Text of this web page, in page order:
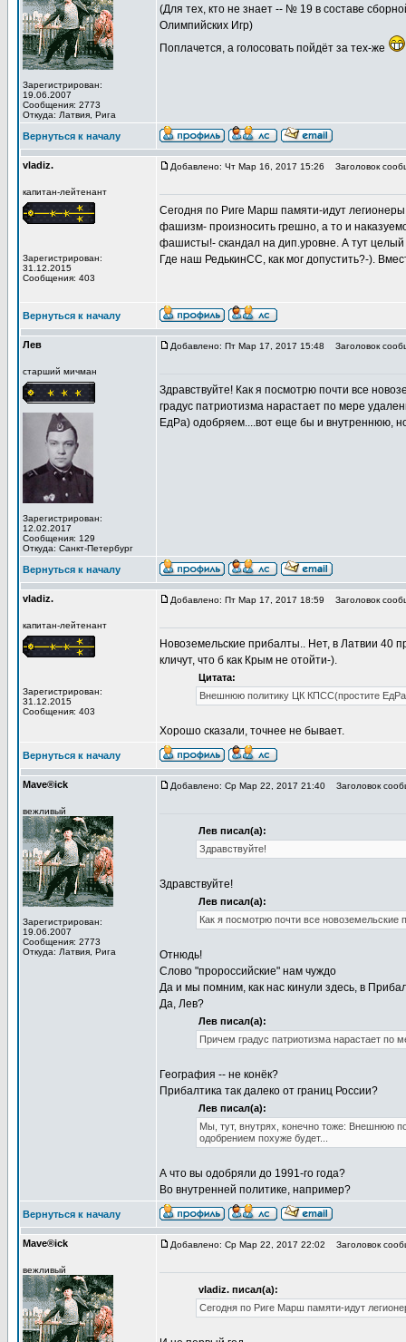
Зарегистрирован:
19.06.2007
Сообщения: 2773
Откуда: Латвия, Рига
(Для тех, кто не знает -- № 19 в составе
Олимпийских Игр)
Поплачется, а голосовать пойдёт за тех-же
Вернуться к началу
vladiz.
капитан-лейтенант
Зарегистрирован:
31.12.2015
Сообщения: 403
Добавлено: Чт Мар 16, 2017 15:26 Заголовок
Сегодня по Риге Марш памяти-идут
фашизм- произносить грешно, а то и
фашисты!- скандал на дип.уровне. А тут
Где наш РедькинСС, как мог допустить?-).
Вернуться к началу
Лев
старший мичман
Зарегистрирован:
12.02.2017
Сообщения: 129
Откуда: Санкт-Петербург
Добавлено: Пт Мар 17, 2017 15:48 Заголовок
Здравствуйте! Как я посмотрю почти все
градус патриотизма нарастает по мере
ЕдРа) одобряем....вот еще бы и внутреннюю,
Вернуться к началу
vladiz.
капитан-лейтенант
Зарегистрирован:
31.12.2015
Сообщения: 403
Добавлено: Пт Мар 17, 2017 18:59 Заголовок
Новоземельские прибалты.. Нет, в Латвии 40
кличут, что б как Крым не отойти-).
Цитата:
Внешнюю политику ЦК КПСС(простите
Хорошо сказали, точнее не бывает.
Вернуться к началу
Mave®ick
вежливый
Зарегистрирован:
19.06.2007
Сообщения: 2773
Откуда: Латвия, Рига
Добавлено: Ср Мар 22, 2017 21:40 Заголовок
Лев писал(а):
Здравствуйте!
Здравствуйте!
Лев писал(а):
Как я посмотрю почти все
Отнюдь!
Слово "пророссийские" нам чуждо
Да и мы помним, как нас кинули здесь, в
Да, Лев?
Лев писал(а):
Причем градус патриотизма нарастает по
География -- не конёк?
Прибалтика так далеко от границ России?
Лев писал(а):
Мы, тут, внутрях, конечно тоже: Внешнюю
одобрением похуже будет...
А что вы одобряли до 1991-го года?
Во внутренней политике, например?
Вернуться к началу
Mave®ick
вежливый
Добавлено: Ср Мар 22, 2017 22:02 Заголовок
vladiz. писал(а):
Сегодня по Риге Марш памяти-идут